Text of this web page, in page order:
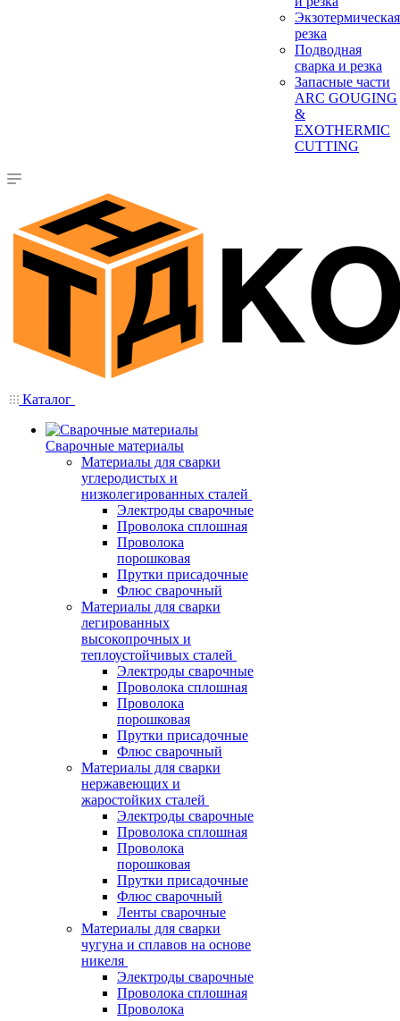
Экзотермическая
резка
Подводная
сварка и резка
Запасные части
ARC GOUGING
&
EXOTHERMIC
CUTTING
Каталог
Сварочные материалы
Материалы для сварки
углеродистых и
низколегированных сталей
Электроды сварочные
Проволока сплошная
Проволока
порошковая
Прутки присадочные
Флюс сварочный
Материалы для сварки
легированных
высокопрочных и
теплоустойчивых сталей
Электроды сварочные
Проволока сплошная
Проволока
порошковая
Прутки присадочные
Флюс сварочный
Материалы для сварки
нержавеющих и
жаростойких сталей
Электроды сварочные
Проволока сплошная
Проволока
порошковая
Прутки присадочные
Флюс сварочный
Ленты сварочные
Материалы для сварки
чугуна и сплавов на основе
никеля
Электроды сварочные
Проволока сплошная
Проволока